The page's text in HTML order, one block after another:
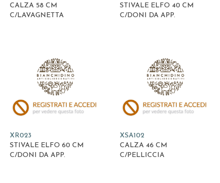
CALZA 58 CM
C/LAVAGNETTA
STIVALE ELFO 40 CM
C/DONI DA APP.
XR023
STIVALE ELFO 60 CM
C/DONI DA APP.
XSA102
CALZA 46 CM
C/PELLICCIA